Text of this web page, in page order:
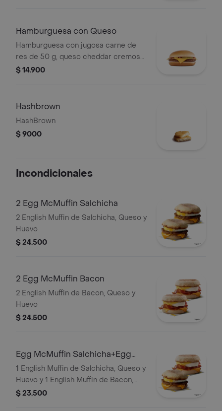
Hamburguesa con Queso
Hamburguesa con jugosa carne de
res de 50 g, queso cheddar cremoso,
cebolla, pepinillos, salsa de tomate y
$ 14.900
Hashbrown
HashBrown
$ 9000
Incondicionales
2 Egg McMuffin Salchicha
2 English Muffin de Salchicha, Queso y
Huevo
$ 24.500
2 Egg McMuffin Bacon
2 English Muffin de Bacon, Queso y
Huevo
$ 24.500
Egg McMuffin Salchicha+Egg
McMuffin Bacon
1 English Muffin de Salchicha, Queso y
Huevo y 1 English Muffin de Bacon,
Queso y Huevo
$ 23.500